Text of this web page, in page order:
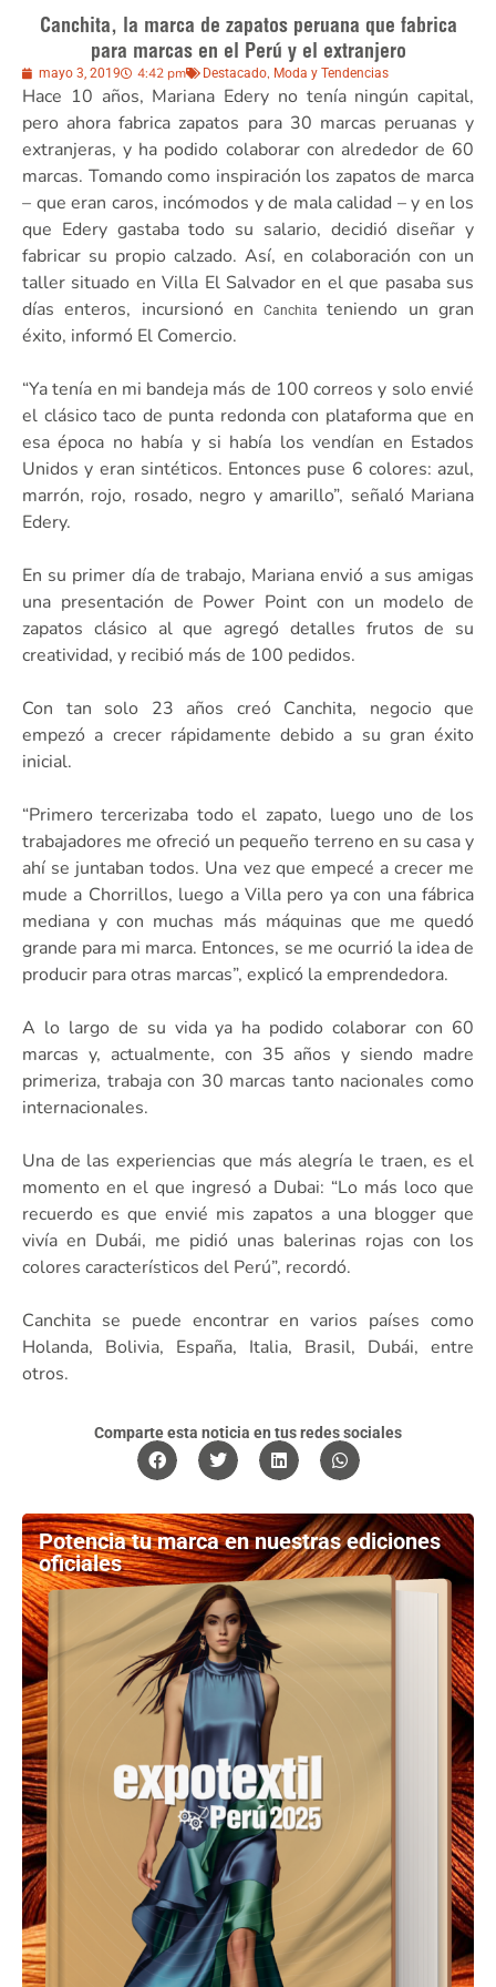
Canchita, la marca de zapatos peruana que fabrica
para marcas en el Perú y el extranjero
mayo 3, 2019 4:42 pm Destacado, Moda y Tendencias
Hace 10 años, Mariana Edery no tenía ningún capital,
pero ahora fabrica zapatos para 30 marcas peruanas y
extranjeras, y ha podido colaborar con alrededor de 60
marcas. Tomando como inspiración los zapatos de marca
– que eran caros, incómodos y de mala calidad – y en los
que Edery gastaba todo su salario, decidió diseñar y
fabricar su propio calzado. Así, en colaboración con un
taller situado en Villa El Salvador en el que pasaba sus
días enteros, incursionó enCanchitateniendo un gran
éxito, informó El Comercio.
“Ya tenía en mi bandeja más de 100 correos y solo envié
el clásico taco de punta redonda con plataforma que en
esa época no había y si había los vendían en Estados
Unidos y eran sintéticos. Entonces puse 6 colores: azul,
marrón, rojo, rosado, negro y amarillo”, señaló Mariana
Edery.
En su primer día de trabajo, Mariana envió a sus amigas
una presentación de Power Point con un modelo de
zapatos clásico al que agregó detalles frutos de su
creatividad, y recibió más de 100 pedidos.
Con tan solo 23 años creó Canchita, negocio que
empezó a crecer rápidamente debido a su gran éxito
inicial.
“Primero tercerizaba todo el zapato, luego uno de los
trabajadores me ofreció un pequeño terreno en su casa y
ahí se juntaban todos. Una vez que empecé a crecer me
mude a Chorrillos, luego a Villa pero ya con una fábrica
mediana y con muchas más máquinas que me quedó
grande para mi marca. Entonces, se me ocurrió la idea de
producir para otras marcas”, explicó la emprendedora.
A lo largo de su vida ya ha podido colaborar con 60
marcas y, actualmente, con 35 años y siendo madre
primeriza, trabaja con 30 marcas tanto nacionales como
internacionales.
Una de las experiencias que más alegría le traen, es el
momento en el que ingresó a Dubai: “Lo más loco que
recuerdo es que envié mis zapatos a una blogger que
vivía en Dubái, me pidió unas balerinas rojas con los
colores característicos del Perú”, recordó.
Canchita se puede encontrar en varios países como
Holanda, Bolivia, España, Italia, Brasil, Dubái, entre
otros.
Comparte esta noticia en tus redes sociales
Potencia tu marca en nuestras ediciones
oficiales